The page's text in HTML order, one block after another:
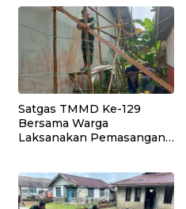
Satgas TMMD Ke-129
Bersama Warga
Laksanakan Pemasangan